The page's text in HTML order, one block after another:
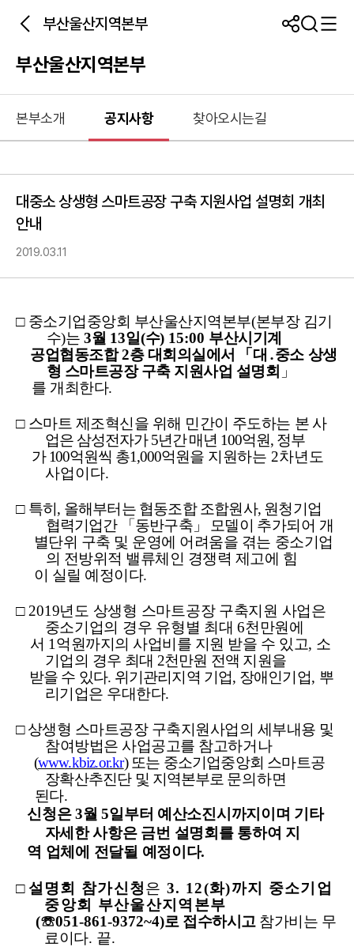
부산울산지역본부
부산울산지역본부
본부소개 공지사항 찾아오시는길
대중소 상생형 스마트공장 구축 지원사업 설명회 개최
안내
2019.03.11
□ 중소기업중앙회 부산울산지역본부(본부장 김기
수)는3월 13일(수) 15:00 부산시기계
공업협동조합2층 대회의실에서 「 대 ․중소 상생
형 스마트공장 구축 지원사업 설명회 」
를 개최한다.
□ 스마트 제조혁신을 위해 민간이 주도하는 본 사
업은 삼성전자가5년간 매년 100억원, 정부
가100억원씩 총1,000억원을 지원하는 2차년도
사업이다.
□ 특히 , 올해부터는 협동조합 조합원사, 원청기업
협력기업간
「 동반구축」 모델이 추가되어 개
별단위 구축 및 운영에 어려움을 겪는 중소기업
의 전방위적 밸류체인 경쟁력 제고에 힘
이 실릴 예정이다.
□ 2019년도 상생형 스마트공장 구축지원 사업은
중소기업의 경우 유형별 최대 6천만원에
서 1 억원까지의 사업비를 지원 받을 수 있고, 소
기업의 경우 최대 2천만원 전액 지원을
받을 수 있다. 위기관리지역 기업, 장애인기업, 뿌
리기업은 우대한다.
□ 상생형 스마트공장 구축지원사업의 세부내용 및
참여방법은 사업공고를 참고하거나
(www.kbiz.or.kr) 또는 중소기업중앙회 스마트공
장확산추진단 및 지역본부로 문의하면
된다.
신청은3월5일부터 예산소진시까지이며 기타
자세한 사항은 금번 설명회를 통하여 지
역 업체에 전달될 예정이다.
□ 설명회 참가신청은 3. 12(화)까지 중소기업
중앙회 부산울산지역본부
(☏051-861-9372~4)로 접수하시고 참가비는 무
료이다. 끝.